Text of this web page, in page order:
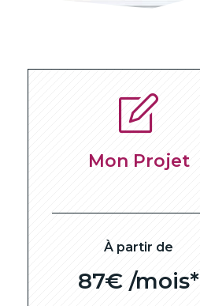
Mon Projet
À partir de
87€ /mois*